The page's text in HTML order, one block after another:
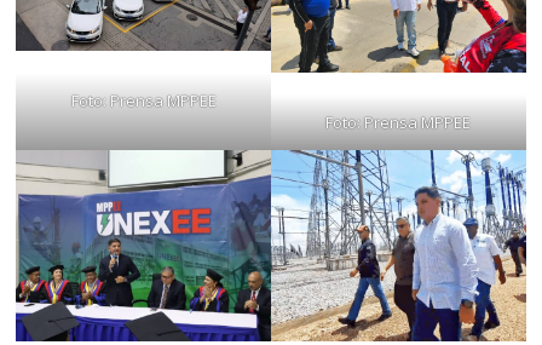
Foto: Prensa MPPEE
Foto: Prensa MPPEE